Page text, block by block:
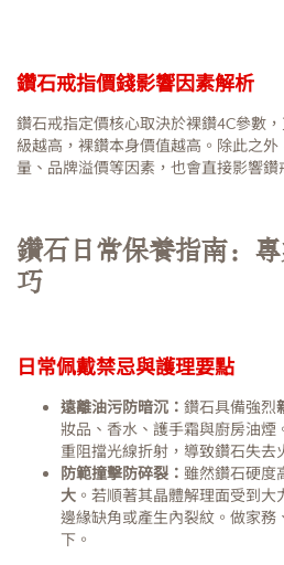
鑽石戒指價錢影響因素解析
鑽石戒指定價核心取決於裸鑽4C參數
級越高，裸鑽本身價值越高。除此之
量、品牌溢價等因素，也會直接影響鑽
鑽石日常保養指南：
巧
日常佩戴禁忌與護理要點
遠離油污防暗沉： 鑽石具備強烈
妝品、香水、護手霜與廚房油
重阻擋光線折射，導致鑽石失去
防範撞擊防碎裂： 雖然鑽石硬度
大 。若順著其晶體解理面受到
邊緣缺角或產生內裂紋。做家務
下。